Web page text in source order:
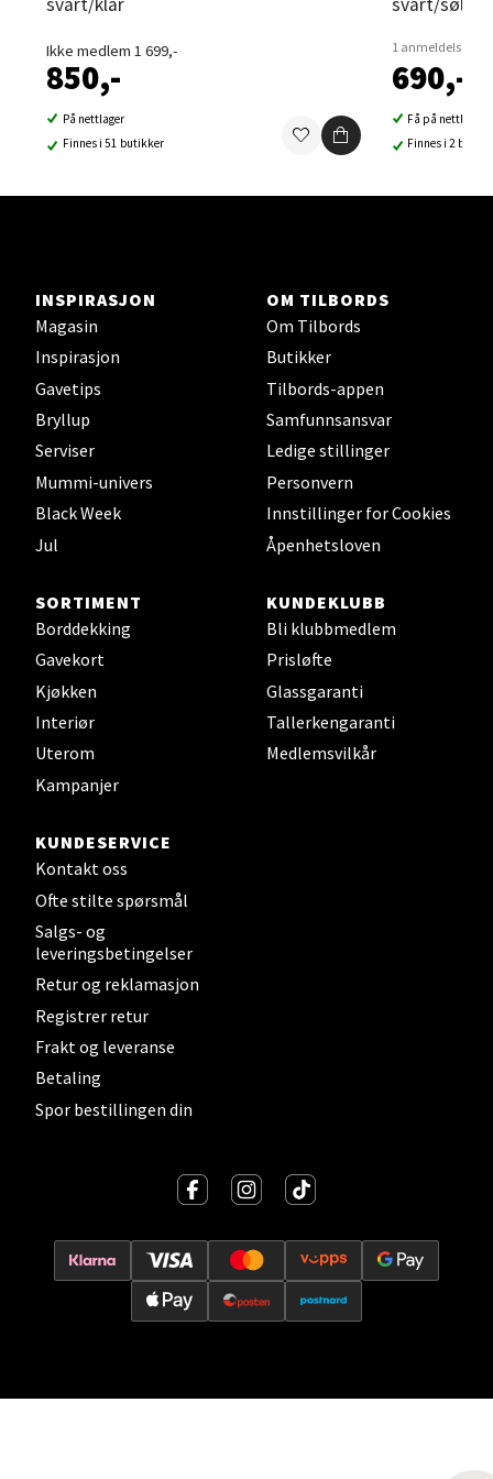
Ikke medlem 1 699,-
850,-
På nettlager
Finnes i 51 butikker
1 anmeldelse
690,-
Få på nettlager
Finnes i 2
INSPIRASJON
Magasin
Inspirasjon
Gavetips
Bryllup
Serviser
Mummi-univers
Black Week
Jul
OM TILBORDS
Om Tilbords
Butikker
Tilbords-appen
Samfunnsansvar
Ledige stillinger
Personvern
Innstillinger for Cookies
Åpenhetsloven
SORTIMENT
Borddekking
Gavekort
Kjøkken
Interiør
Uterom
Kampanjer
KUNDEKLUBB
Bli klubbmedlem
Prisløfte
Glassgaranti
Tallerkengaranti
Medlemsvilkår
KUNDESERVICE
Kontakt oss
Ofte stilte spørsmål
Salgs- og
leveringsbetingelser
Retur og reklamasjon
Registrer retur
Frakt og leveranse
Betaling
Spor bestillingen din
Sortland - Sortland Storsenter
Steinkjer - Thon Senter Steinkjer
Sjøfartsgata 2, 7714 Steinkjer
Åpent i dag 10-20
0 i butikk
Leirvik - Stord
Oslo - Thon Senter Storo
Vitaminveien 7 - 9, 0485 Oslo
Åpent i dag 10-21
0 i butikk
Lillehammer - Strandtorget
Strandtorget, 2609 Lillehammer
Åpent i dag 09-20